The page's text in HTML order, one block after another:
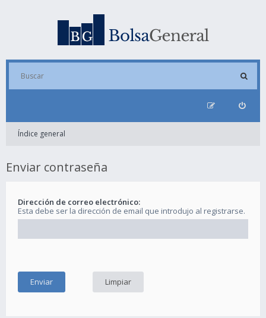
Índice general
Enviar contraseña
Dirección de correo electrónico:
Esta debe ser la dirección de email que introdujo al registrarse.